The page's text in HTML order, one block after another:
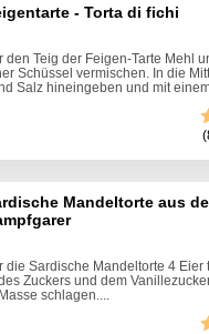
- Torta di fichi
den Teig der Feigen-Tarte Mehl
Schüssel vermischen. In die
Salz hineingeben und mit
Mandeltorte aus
die Sardische Mandeltorte 4 Eier
Zuckers und dem
schlagen....